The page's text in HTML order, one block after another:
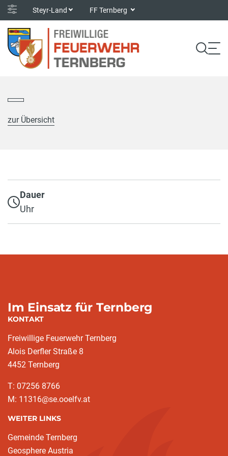
Steyr-Land FF Ternberg
zur Übersicht
Dauer
Uhr
Im Einsatz für Ternberg
KONTAKT
Freiwillige Feuerwehr Ternberg
Alois Derfler Straße 8
4452 Ternberg
T: 07256 8766
M: 11316@se.ooelfv.at
WEITER LINKS
Gemeinde Ternberg
Geosphere Austria